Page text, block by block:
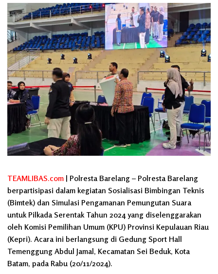
TEAMLIBAS.com | Polresta Barelang – Polresta Barelang
berpartisipasi dalam kegiatan Sosialisasi Bimbingan Teknis
(Bimtek) dan Simulasi Pengamanan Pemungutan Suara
untuk Pilkada Serentak Tahun 2024 yang diselenggarakan
oleh Komisi Pemilihan Umum (KPU) Provinsi Kepulauan Riau
(Kepri). Acara ini berlangsung di Gedung Sport Hall
Temenggung Abdul Jamal, Kecamatan Sei Beduk, Kota
Batam, pada Rabu (20/11/2024).